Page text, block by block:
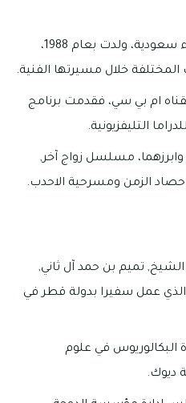
وهي إعلامية ومصممة أزياء سعودية، ولدت بعام 1988،
خلال مسيرتها الفنية.
ام بي سي، فقدمت برنامج
التليفزيونية.
مسلسل زواج آخر,
الزمن ومسرحية الاحدب.
تميم بن حمد آل ثاني,
الذي عمل سفيرا بدولة قطر في
في علوم
ديوك.